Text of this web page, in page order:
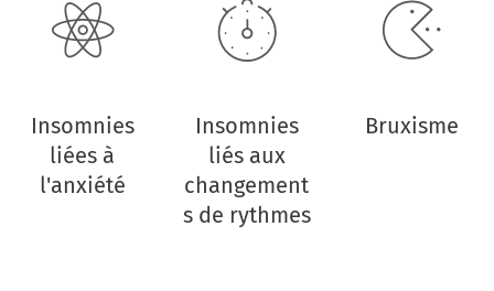
Insomnies
liées à
l'anxiété
Insomnies
liés aux
changement
s de rythmes
Bruxisme